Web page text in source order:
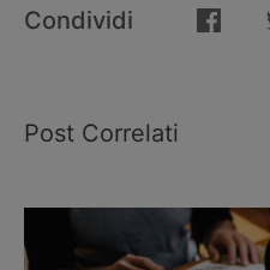
Condividi
Post Correlati